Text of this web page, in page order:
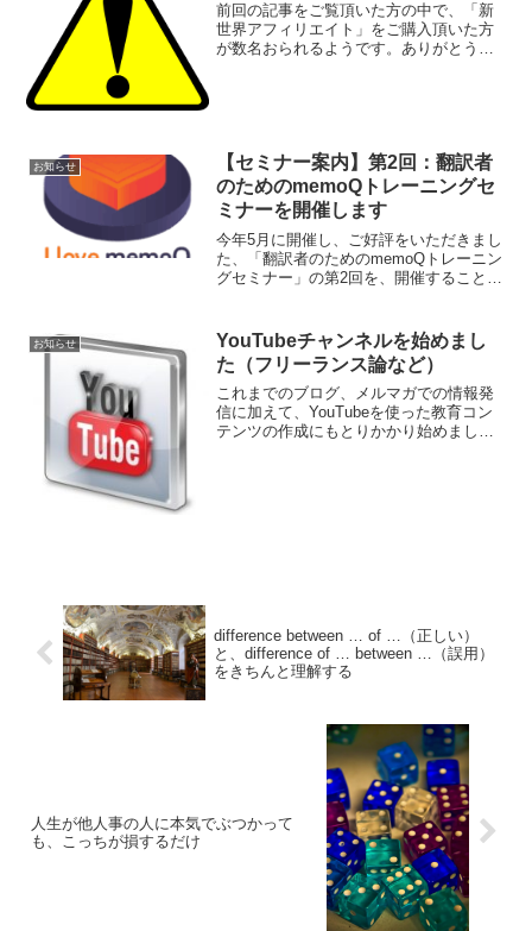
前回の記事をご覧頂いた方の中で、「新
世界アフィリエイト」をご購入頂いた方
が数名おられるようです。ありがとうご
お知らせ
【セミナー案内】第2回：翻訳者
のためのmemoQトレーニングセ
ミナーを開催します
今年5月に開催し、ご好評をいただきまし
た、「翻訳者のためのmemoQトレーニン
グセミナー」の第2回を、開催することに
モリ/用語ベース）にフォーカスを当て、
これら...
お知らせ
YouTubeチャンネルを始めまし
た（フリーランス論など）
これまでのブログ、メルマガでの情報発
信に加えて、YouTubeを使った教育コン
テンツの作成にもとりかかり始めまし
difference between … of …（正しい）
と、difference of … between …（誤用）
をきちんと理解する
人生が他人事の人に本気でぶつかって
も、こっちが損するだけ